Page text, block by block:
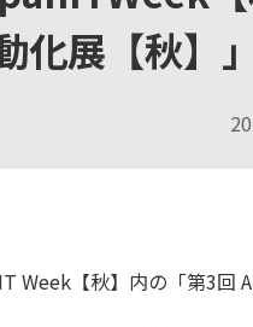
新規事業への取り組み
組織図
ロゴマークの由来
社長メッセージ
株主総会
化展【秋】
Week【秋】内の「第3回